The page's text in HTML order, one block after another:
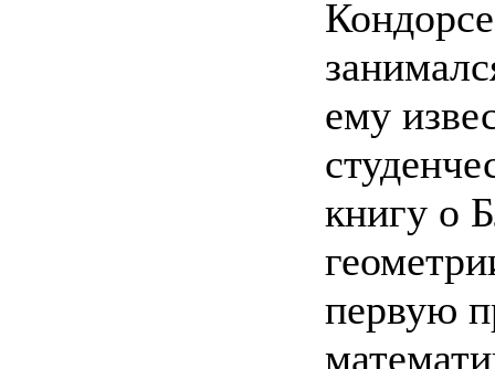
ему
книгу о
первую